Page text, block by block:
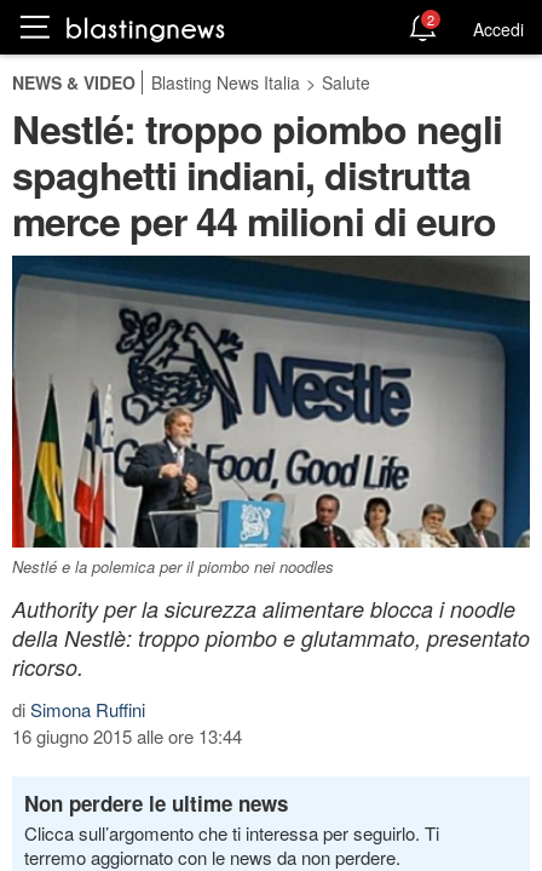
2 Accedi
NEWS & VIDEO Blasting News Italia > Salute
Nestlé: troppo piombo negli
spaghetti indiani, distrutta
merce per 44 milioni di euro
Nestlé e la polemica per il piombo nei noodles
Authority per la sicurezza alimentare blocca i noodle
della Nestlè: troppo piombo e glutammato, presentato
ricorso.
diSimona Ruffini
16 giugno 2015 alle ore 13:44
Non perdere le ultime news
Clicca sull’argomento che ti interessa per seguirlo. Ti
terremo aggiornato con le news da non perdere.